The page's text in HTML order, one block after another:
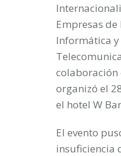
Empresas de
Informática y
colaboración
organizó el
el hotel W
El evento
insuficiencia